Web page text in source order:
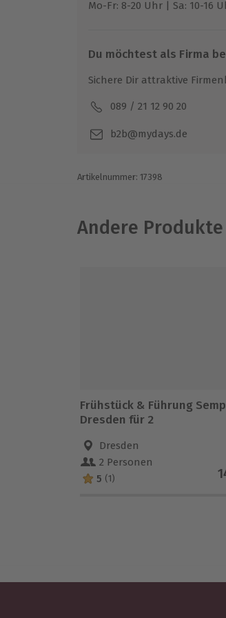
Bringe jemanden ganz
Mo-Fr: 8-20 Uhr | Sa: 10-16
Du möchtest als Firma
Sichere Dir attraktive
089 / 21 12 90 20
b2b@mydays.de
Artikelnummer: 17398
Andere Produkte
Frühstück & Führung
Dresden für 2
Dresden
2 Personen
5 (1)